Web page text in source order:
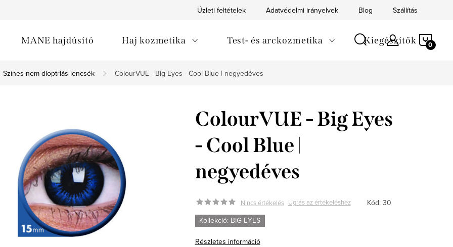
Üzleti feltételek Adatvédelmi irányelvek Blog Szállítás
MANE hajdúsító Haj kozmetika Test- és arckozmetika Kiegészítők
Színes nem dioptriás lencsék ColourVUE - Big Eyes - Cool Blue | negyedéves
Kollekció: BIG EYES
ColourVUE - Big Eyes
- Cool Blue |
negyedéves
Nincs értékelés Ugrás az értékeléshez Kód: 30
Részletes információ